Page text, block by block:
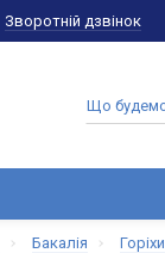
Зворотній дзвінок
Бакалія Горіхи